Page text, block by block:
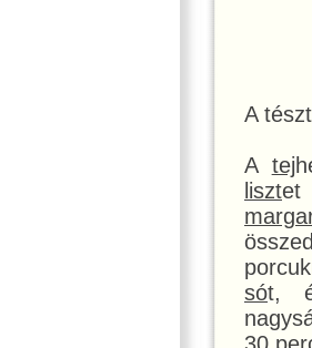
A
A tej
lisztet
sót,